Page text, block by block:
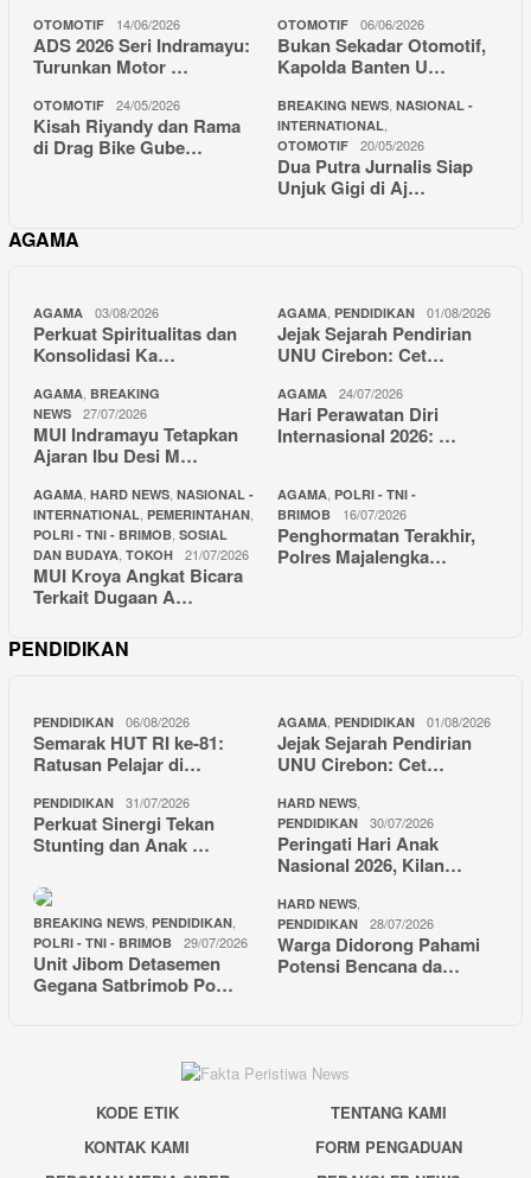
OTOMOTIF 14/06/2026
ADS 2026 Seri Indramayu:
Turunkan Motor …
OTOMOTIF 06/06/2026
Bukan Sekadar Otomotif,
Kapolda Banten U…
OTOMOTIF 24/05/2026
Kisah Riyandy dan Rama
di Drag Bike Gube…
BREAKING NEWS NASIONAL -
INTERNATIONAL
OTOMOTIF 20/05/2026
Dua Putra Jurnalis Siap
Unjuk Gigi di Aj…
AGAMA
AGAMA 03/08/2026
Perkuat Spiritualitas dan
Konsolidasi Ka…
AGAMA PENDIDIKAN 01/08/2026
Jejak Sejarah Pendirian
UNU Cirebon: Cet…
AGAMA BREAKING
NEWS
27/07/2026
MUI Indramayu Tetapkan
Ajaran Ibu Desi M…
AGAMA 24/07/2026
Hari Perawatan Diri
Internasional 2026: …
AGAMA HARD NEWS NASIONAL -
INTERNATIONAL PEMERINTAHAN
POLRI - TNI - BRIMOB SOSIAL
DAN BUDAYA TOKOH 21/07/2026
MUI Kroya Angkat Bicara
Terkait Dugaan A…
AGAMA POLRI - TNI -
BRIMOB
16/07/2026
Penghormatan Terakhir,
Polres Majalengka…
PENDIDIKAN
PENDIDIKAN 06/08/2026
Semarak HUT RI ke-81:
Ratusan Pelajar di…
AGAMA PENDIDIKAN 01/08/2026
Jejak Sejarah Pendirian
UNU Cirebon: Cet…
PENDIDIKAN 31/07/2026
Perkuat Sinergi Tekan
Stunting dan Anak …
HARD NEWS
PENDIDIKAN 30/07/2026
Peringati Hari Anak
Nasional 2026, Kilan…
BREAKING NEWS PENDIDIKAN
POLRI - TNI - BRIMOB 29/07/2026
Unit Jibom Detasemen
Gegana Satbrimob Po…
HARD NEWS
PENDIDIKAN 28/07/2026
Warga Didorong Pahami
Potensi Bencana da…
KODE ETIK
TENTANG KAMI
KONTAK KAMI
FORM PENGADUAN